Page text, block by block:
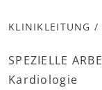
KLINIKLEITUNG /
SPEZIELLE
Kardiologie